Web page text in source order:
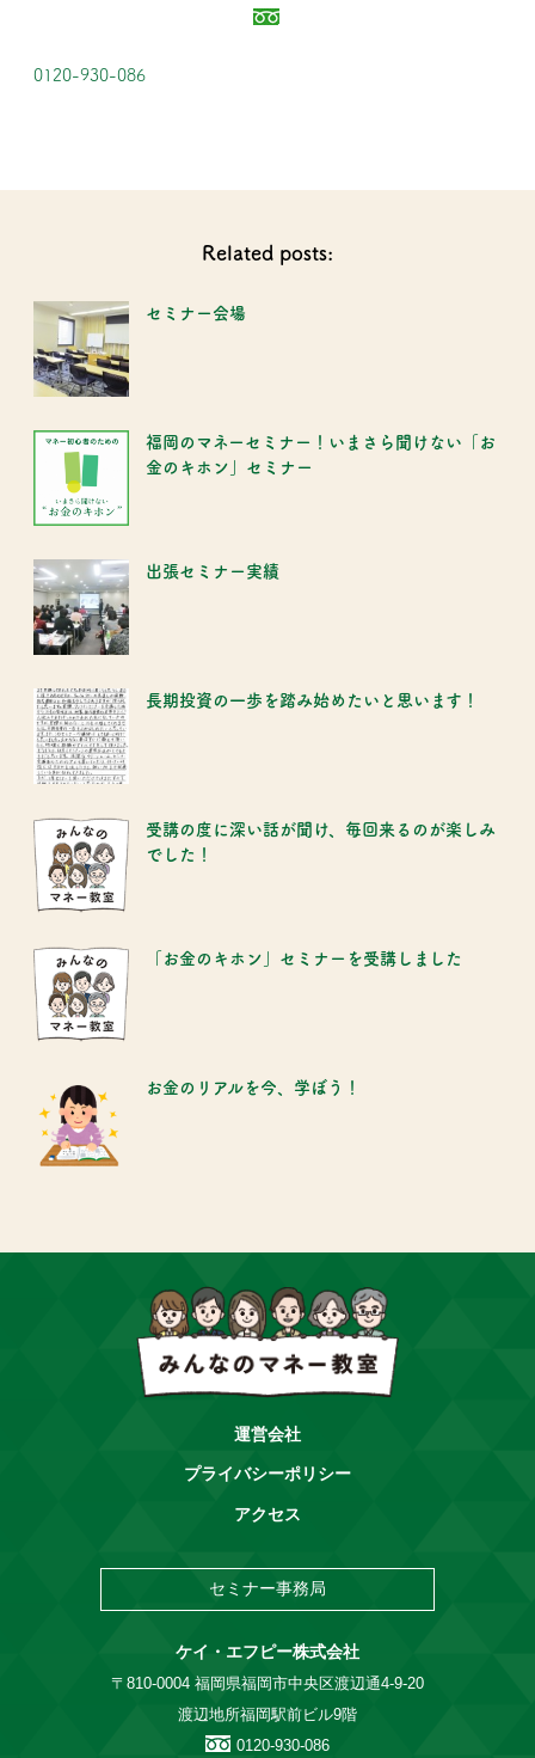
0120-930-086
Related posts:
セミナー会場
福岡のマネーセミナー！いまさら聞けない「お
金のキホン」セミナー
出張セミナー実績
長期投資の一歩を踏み始めたいと思います！
受講の度に深い話が聞け、毎回来るのが楽しみ
でした！
「お金のキホン」セミナーを受講しました
お金のリアルを今、学ぼう！
運営会社
プライバシーポリシー
アクセス
セミナー事務局
ケイ・エフピー株式会社
〒810-0004 福岡県福岡市中央区渡辺通4-9-20
渡辺地所福岡駅前ビル9階
0120-930-086